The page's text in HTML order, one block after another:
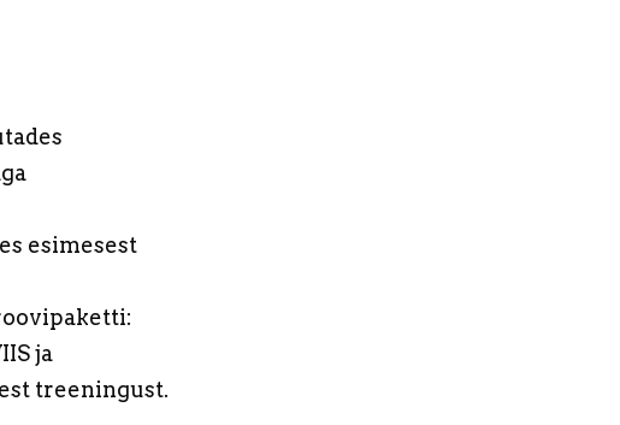
esimesest
ja
treeningust.